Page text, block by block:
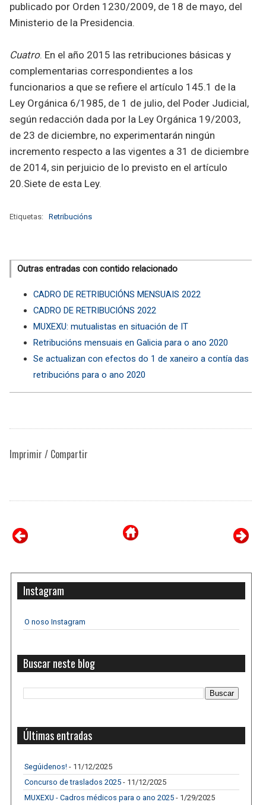
publicado por Orden 1230/2009, de 18 de mayo, del
Ministerio de la Presidencia.
Cuatro. En el año 2015 las retribuciones básicas y
complementarias correspondientes a los
funcionarios a que se refiere el artículo 145.1 de la
Ley Orgánica 6/1985, de 1 de julio, del Poder Judicial,
según redacción dada por la Ley Orgánica 19/2003,
de 23 de diciembre, no experimentarán ningún
incremento respecto a las vigentes a 31 de diciembre
de 2014, sin perjuicio de lo previsto en el artículo
20.Siete de esta Ley.
Etiquetas: Retribucións
Outras entradas con contido relacionado
CADRO DE RETRIBUCIÓNS MENSUAIS 2022
CADRO DE RETRIBUCIÓNS 2022
MUXEXU: mutualistas en situación de IT
Retribucións mensuais en Galicia para o ano 2020
Se actualizan con efectos do 1 de xaneiro a contía das
retribucións para o ano 2020
Imprimir / Compartir
Instagram
O noso Instagram
Buscar neste blog
Últimas entradas
Segúidenos! - 11/12/2025
Concurso de traslados 2025 - 11/12/2025
MUXEXU - Cadros médicos para o ano 2025 - 1/29/2025